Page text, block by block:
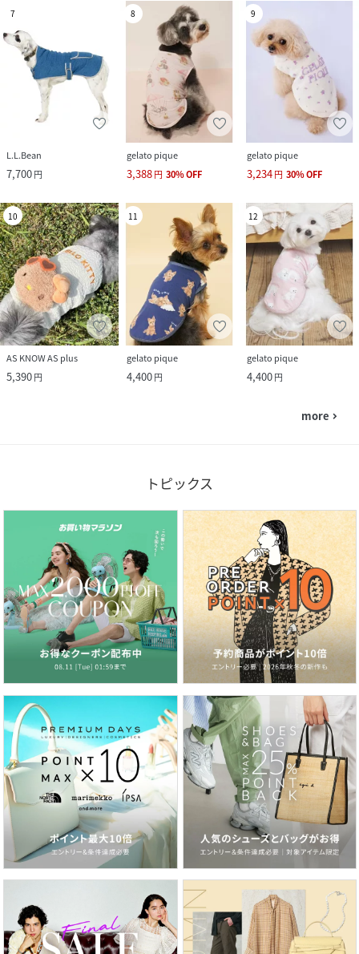
7
L.L.Bean
7,700円
8
gelato pique
3,388円 30%OFF
9
gelato pique
3,234円 30%OFF
10
AS KNOW AS plus
5,390円
11
gelato pique
4,400円
12
gelato pique
4,400円
more navigate_next
トピックス